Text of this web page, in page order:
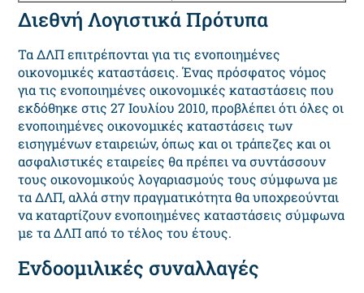
Διεθνή Λογιστικά Πρότυπα
Τα ΔΛΠ επιτρέπονται για τις ενοποιημένες
οικονομικές καταστάσεις. Ένας πρόσφατος νόμος
για τις ενοποιημένες οικονομικές καταστάσεις που
εκδόθηκε στις 27 Ιουλίου 2010, προβλέπει ότι όλες οι
ενοποιημένες οικονομικές καταστάσεις των
εισηγμένων εταιρειών, όπως και οι τράπεζες και οι
ασφαλιστικές εταιρείες θα πρέπει να συντάσσουν
τους οικονομικούς λογαριασμούς τους σύμφωνα με
τα ΔΛΠ, αλλά στην πραγματικότητα θα υποχρεούνται
να καταρτίζουν ενοποιημένες καταστάσεις σύμφωνα
με τα ΔΛΠ από το τέλος του έτους.
Ενδοομιλικές συναλλαγές